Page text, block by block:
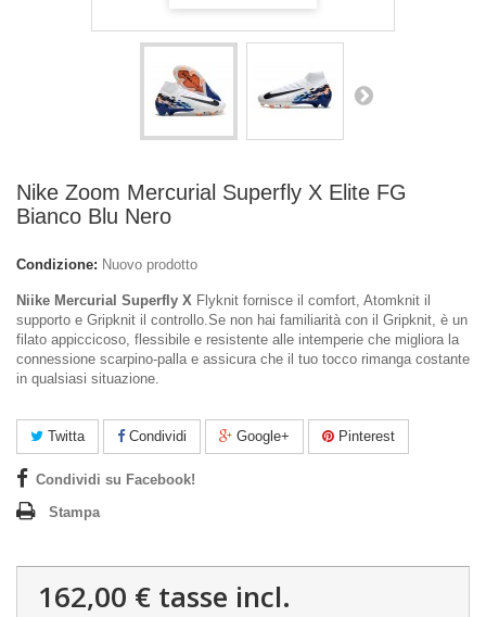
Nike Zoom Mercurial Superfly X Elite FG
Bianco Blu Nero
Condizione: Nuovo prodotto
Niike Mercurial Superfly X Flyknit fornisce il comfort, Atomknit il
supporto e Gripknit il controllo.Se non hai familiarità con il Gripknit, è un
filato appiccicoso, flessibile e resistente alle intemperie che migliora la
connessione scarpino-palla e assicura che il tuo tocco rimanga costante
in qualsiasi situazione.
Twitta Condividi Google+ Pinterest
Condividi su Facebook!
Stampa
162,00 € tasse incl.